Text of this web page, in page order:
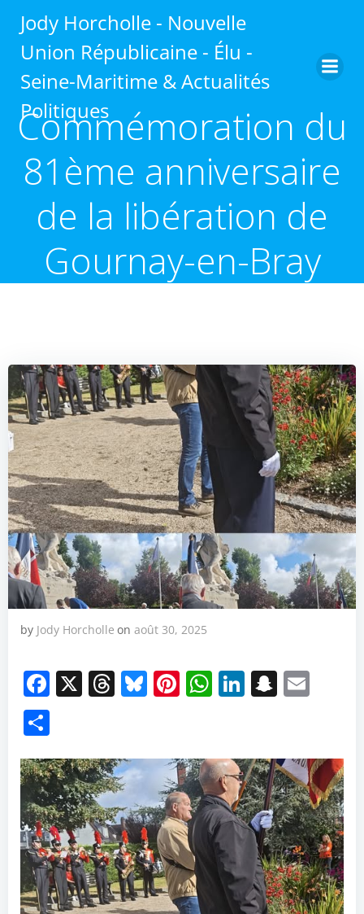
au
contenu
Jody Horcholle - Nouvelle
Union Républicaine - Élu -
Seine-Maritime & Actualités
Politiques
Commémoration du
81ème anniversaire
de la libération de
Gournay-en-Bray
by Jody Horcholle on août 30, 2025
Facebook
X Threads
Bluesky
Pinterest
WhatsApp
LinkedIn